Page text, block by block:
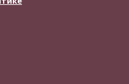
спокойный, чуткий,
из лего и готовить